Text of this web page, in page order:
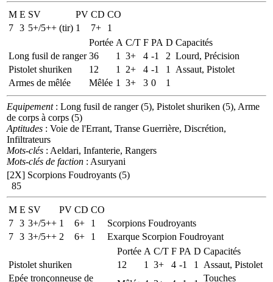
M E SV PV CD CO
7 3 5+/5++ (tir) 1 7+
1
Portée A C/T F PA D Capacités
Long fusil de ranger 36 1 3+ 4 -1 2 Lourd, Précision
Pistolet shuriken
12 1 2+ 4 -1 1
Assaut, Pistolet
Armes de mêlée
Mêlée 1 3+ 3 0 1
Equipement: Long fusil de ranger (5), Pistolet shuriken (5), Arme
de corps à corps (5)
Aptitudes : Voie de l'Errant, Transe Guerrière, Discrétion,
Infiltrateurs
Mots-clés : Aeldari, Infanterie, Rangers
Mots-clés de faction : Asuryani
[2X] Scorpions Foudroyants (5)
85
M E SV PV CD CO
7 3 3+/5++ 1 6+ 1
Scorpions Foudroyants
7 3 3+/5++ 2 6+ 1
Exarque Scorpion Foudroyant
Portée A C/T F PA D Capacités
Pistolet shuriken
12 1 3+ 4 -1 1
Assaut, Pistolet
Epée tronçonneuse de
Touches